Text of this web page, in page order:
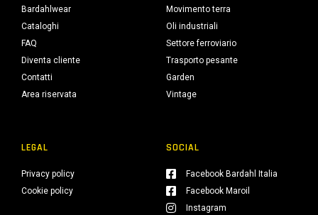
Bardahlwear
Cataloghi
FAQ
Diventa cliente
Contatti
Area riservata
Movimento terra
Oli industriali
Settore ferroviario
Trasporto pesante
Garden
Vintage
LEGAL
Privacy policy
Cookie policy
SOCIAL
Facebook Bardahl Italia
Facebook Maroil
Instagram